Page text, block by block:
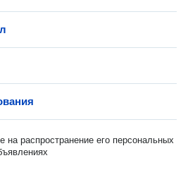
на распространение его персональных